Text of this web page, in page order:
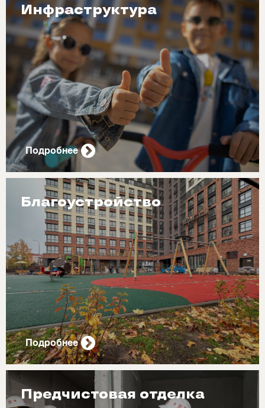
Инфраструктура
Подробнее
Благоустройство
Подробнее
Предчистовая отделка